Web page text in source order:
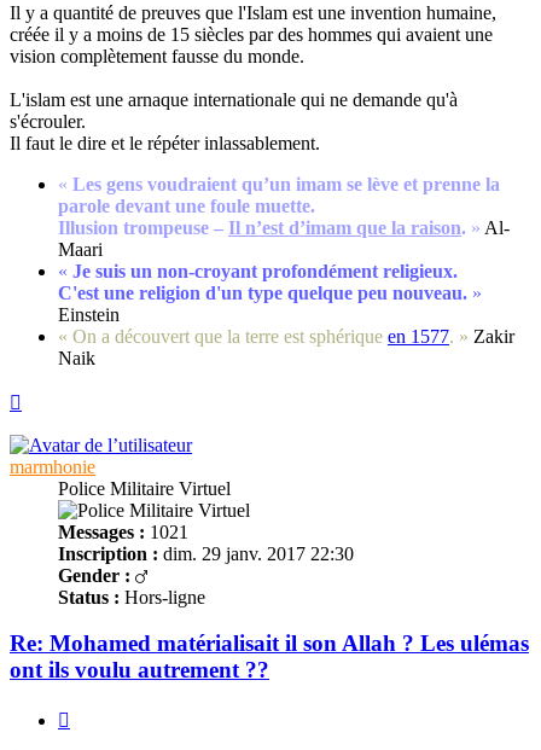
Il y a quantité de preuves que l'Islam est une invention humaine,
créée il y a moins de 15 siècles par des hommes qui avaient une
vision complètement fausse du monde.
L'islam est une arnaque internationale qui ne demande qu'à
s'écrouler.
Il faut le dire et le répéter inlassablement.
« Les gens voudraient qu’un imam se lève et prenne la
parole devant une foule muette.
Illusion trompeuse – Il n’est d’imam que la raison. » Al-
Maari
« Je suis un non-croyant profondément religieux.
C'est une religion d'un type quelque peu nouveau. »
Einstein
« On a découvert que la terre est sphérique en 1577. » Zakir
Naik
marmhonie
Police Militaire Virtuel
Messages : 1021
Inscription : dim. 29 janv. 2017 22:30
Gender :
Status : Hors-ligne
Re: Mohamed matérialisait il son Allah ? Les ulémas
ont ils voulu autrement ??